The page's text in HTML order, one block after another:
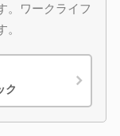
。ワークライフ
ク